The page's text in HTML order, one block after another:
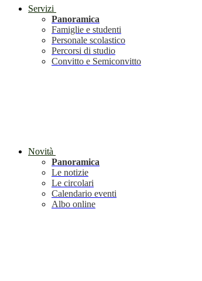
Servizi
Panoramica
Famiglie e studenti
Personale scolastico
Percorsi di studio
Convitto e Semiconvitto
Novità
Panoramica
Le notizie
Le circolari
Calendario eventi
Albo online